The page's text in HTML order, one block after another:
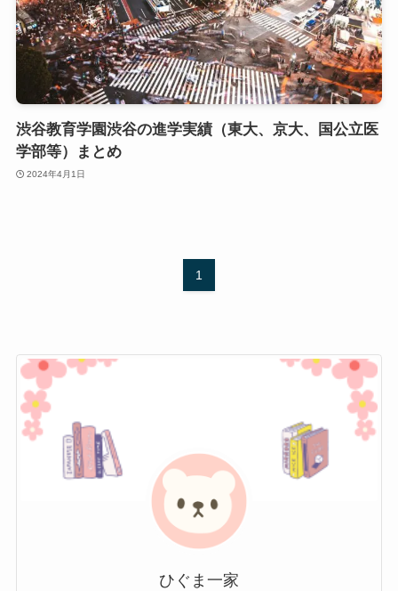
渋谷教育学園渋谷の進学実績（東大、京大、国公立医
学部等）まとめ
2024年4月1日
1
ひぐま一家